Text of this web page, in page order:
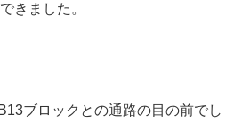
きました。
ブロックとの通路の目の前でし